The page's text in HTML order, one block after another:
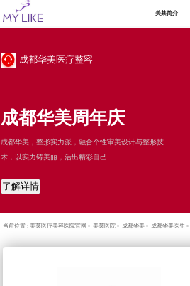
美莱简介
成都华美医疗整容
成都华美周年庆
成都华美，整形实力派，融合个性审美设计与整形技
术，以实力铸美丽，活出精彩自己
了解详情
当前位置 : 美莱医疗美容医院官网 > 美莱医院> 成都华美> 成都华美医生 >